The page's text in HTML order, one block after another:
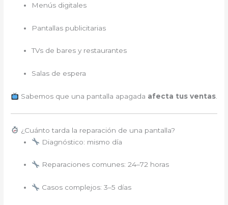
Menús digitales
Pantallas publicitarias
TVs de bares y restaurantes
Salas de espera
Sabemos que una pantalla apagada afecta tus ventas.
¿Cuánto tarda la reparación de una pantalla?
Diagnóstico: mismo día
Reparaciones comunes: 24–72 horas
Casos complejos: 3–5 días